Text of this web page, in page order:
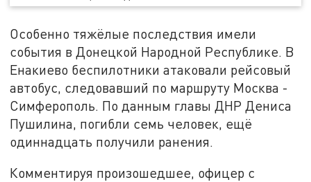
Особенно тяжёлые последствия имели
события в Донецкой Народной Республике. В
Енакиево беспилотники атаковали рейсовый
автобус, следовавший по маршруту Москва -
Симферополь. По данным главы ДНР Дениса
Пушилина, погибли семь человек, ещё
одиннадцать получили ранения.
Комментируя произошедшее, офицер с